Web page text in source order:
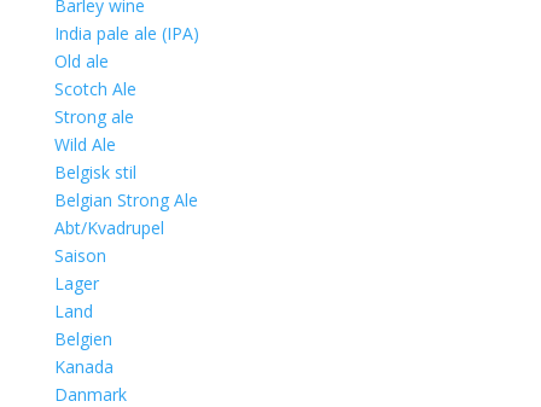
Barley wine
India pale ale (IPA)
Old ale
Scotch Ale
Strong ale
Wild Ale
Belgisk stil
Belgian Strong Ale
Abt/Kvadrupel
Saison
Lager
Land
Belgien
Kanada
Danmark